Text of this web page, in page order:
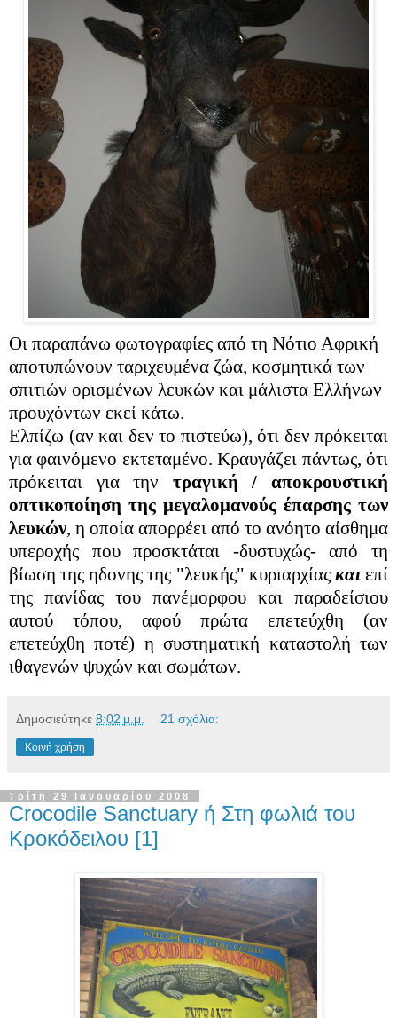
Οι παραπάνω φωτογραφίες από τη Νότιο Αφρική
αποτυπώνουν ταριχευμένα ζώα, κοσμητικά των
σπιτιών ορισμένων λευκών και μάλιστα Ελλήνων
προυχόντων εκεί κάτω.
Ελπίζω (αν και δεν το πιστεύω), ότι δεν πρόκειται
για φαινόμενο εκτεταμένο. Κραυγάζει πάντως, ότι
πρόκειται για την τραγική / αποκρουστική
οπτικοποίηση της μεγαλομανούς έπαρσης των
λευκών, η οποία απορρέει από το ανόητο αίσθημα
υπεροχής που προσκτάται -δυστυχώς- από τη
βίωση της ηδονης της "λευκής" κυριαρχίας καιεπί
της πανίδας του πανέμορφου και παραδείσιου
αυτού τόπου, αφού πρώτα επετεύχθη (αν
επετεύχθη ποτέ) η συστηματική καταστολή των
ιθαγενών ψυχών και σωμάτων.
Δημοσιεύτηκε 8:02 μ.μ. 21 σχόλια:
Κοινή χρήση
Τρίτη 29 Ιανουαρίου 2008
Crocodile Sanctuary ή Στη φωλιά του
Κροκόδειλου [1]